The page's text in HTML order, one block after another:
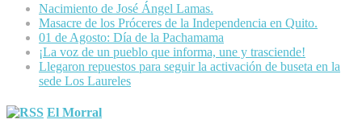
Nacimiento de José Ángel Lamas.
Masacre de los Próceres de la Independencia en Quito.
01 de Agosto: Día de la Pachamama
¡La voz de un pueblo que informa, une y trasciende!
Llegaron repuestos para seguir la activación de buseta en la
sede Los Laureles
El Morral